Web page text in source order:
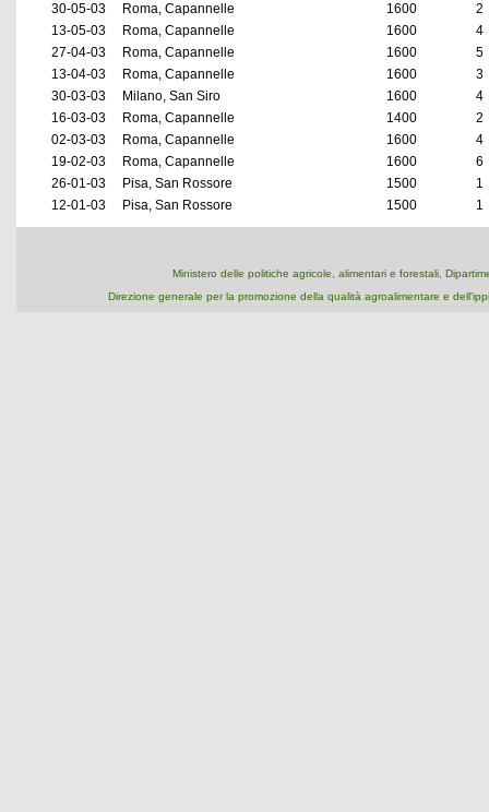
30-05-03
Roma, Capannelle 1600
2
13-05-03
Roma, Capannelle 1600
4
27-04-03
Roma, Capannelle 1600
5
13-04-03
Roma, Capannelle 1600
3
30-03-03
Milano, San Siro 1600
4
16-03-03
Roma, Capannelle 1400
2
02-03-03
Roma, Capannelle 1600
4
19-02-03
Roma, Capannelle 1600
6
26-01-03
Pisa, San Rossore 1500
1
12-01-03
Pisa, San Rossore 1500 1
Ministero delle politiche agricole, alimentari e forestali,
Direzione generale per la promozione della qualità agroalimentare e